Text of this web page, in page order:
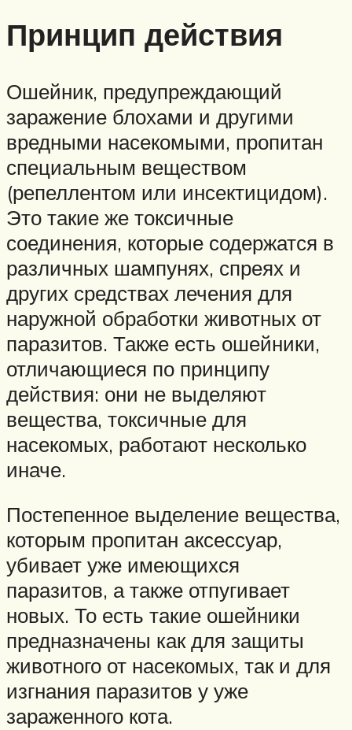
Принцип действия
Ошейник, предупреждающий
заражение блохами и другими
вредными насекомыми, пропитан
специальным веществом
(репеллентом или инсектицидом).
Это такие же токсичные
соединения, которые содержатся в
различных шампунях, спреях и
других средствах лечения для
наружной обработки животных от
паразитов. Также есть ошейники,
отличающиеся по принципу
действия: они не выделяют
вещества, токсичные для
насекомых, работают несколько
иначе.
Постепенное выделение вещества,
которым пропитан аксессуар,
убивает уже имеющихся
паразитов, а также отпугивает
новых. То есть такие ошейники
предназначены как для защиты
животного от насекомых, так и для
изгнания паразитов у уже
зараженного кота.